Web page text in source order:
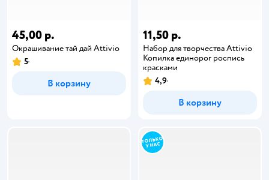
45,00 р.
Окрашивание тай дай Attivio
5
В корзину
11,50 р.
Набор для творчества Attivio
Копилка единорог роспись
красками
4,9
В корзину